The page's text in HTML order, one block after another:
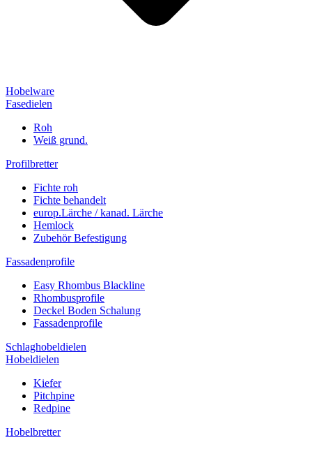
Hobelware
Fasedielen
Roh
Weiß grund.
Profilbretter
Fichte roh
Fichte behandelt
europ.Lärche / kanad. Lärche
Hemlock
Zubehör Befestigung
Fassadenprofile
Easy Rhombus Blackline
Rhombusprofile
Deckel Boden Schalung
Fassadenprofile
Schlaghobeldielen
Hobeldielen
Kiefer
Pitchpine
Redpine
Hobelbretter